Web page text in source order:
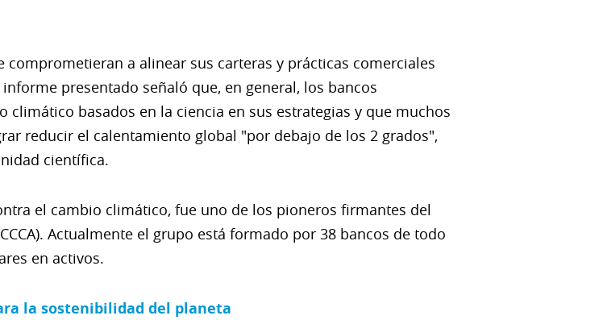
a alinear sus carteras y prácticas comerciales
presentado señaló que, en general, los bancos
basados en la ciencia en sus estrategias y que muchos
reducir el calentamiento global "por debajo de los 2 grados",
científica.
el cambio climático, fue uno de los pioneros firmantes del
Actualmente el grupo está formado por 38 bancos de todo
en activos.
la sostenibilidad del planeta